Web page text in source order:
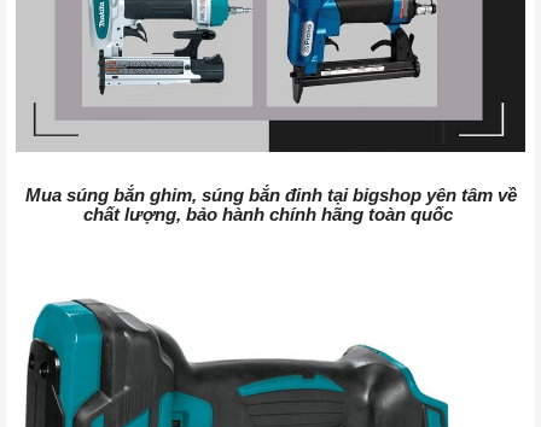
Mua súng bắn ghim, súng bắn đinh tại bigshop yên tâm về
chất lượng, bảo hành chính hãng toàn quốc